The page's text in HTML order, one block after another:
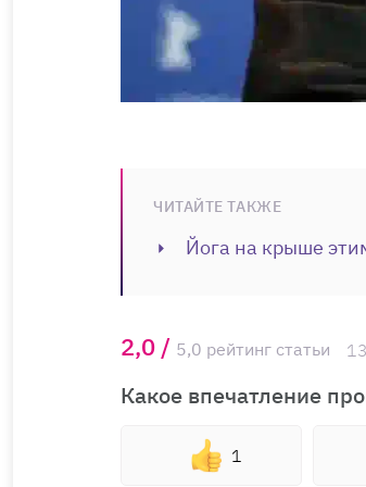
ЧИТАЙТЕ ТАКЖЕ
Йога на крыше
2,0 / 5,0 рейтинг статьи
Какое впечатление
1